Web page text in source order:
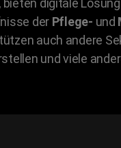
digitale
der Pflege- und
auch andere
und viele